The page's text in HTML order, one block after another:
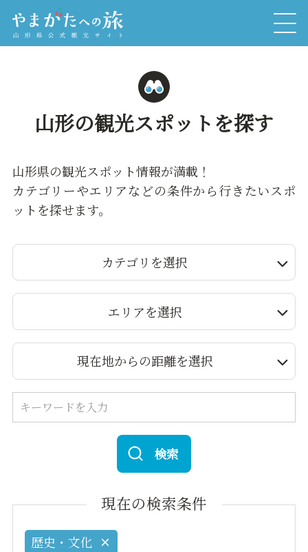
山形の観光スポットを探す
山形県の観光スポット情報が満載！
カテゴリーやエリアなどの条件から行きたいスポ
ットを探せます。
カテゴリを選択
エリアを選択
現在地からの距離を選択
検索
現在の検索条件
歴史・文化